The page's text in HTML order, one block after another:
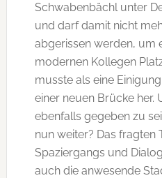
Schwabenbächl unter
und darf damit nicht
abgerissen werden, um
modernen Kollegen
musste als eine
einer neuen Brücke her.
ebenfalls gegeben zu
nun weiter? Das fragten
Spaziergangs und
auch die anwesende